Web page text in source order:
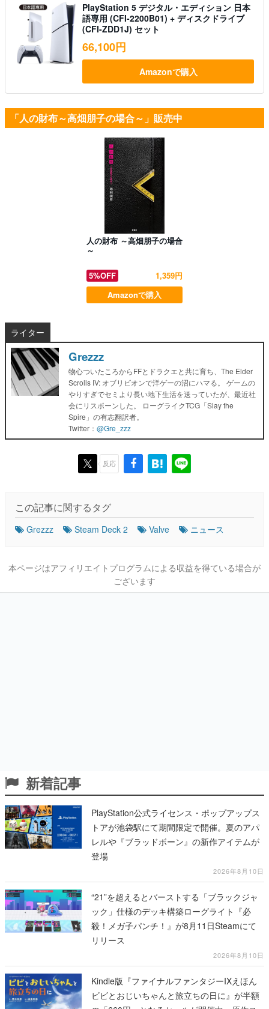
PlayStation 5 デジタル・エディション 日本
語専用 (CFI-2200B01) + ディスクドライブ
(CFI-ZDD1J) セット
66,100円
Amazonで購入
「人の財布～高畑朋子の場合～」販売中
人の財布 ～高畑朋子の場合
～
5%OFF
1,359円
Amazonで購入
ライター
Grezzz
物心ついたころからFFとドラクエと共に育ち、The Elder
Scrolls IV: オブリビオンで洋ゲーの沼にハマる。 ゲームの
やりすぎでセミより長い地下生活を送っていたが、最近社
会にリスポーンした。 ローグライクTCG「Slay the
Spire」の有志翻訳者。
Twitter： @Gre_zzz
反応
この記事に関するタグ
Grezzz Steam Deck 2 Valve ニュース
本ページはアフィリエイトプログラムによる収益を得ている場合が
ございます
新着記事
PlayStation公式ライセンス・ポップアップス
トアが池袋駅にて期間限定で開催。夏のアパ
レルや『ブラッドボーン』の新作アイテムが
登場
2026年8月10日
“21”を超えるとバーストする「ブラックジャ
ック」仕様のデッキ構築ローグライト『必
殺！メガ子パンチ！』が8月11日Steamにて
リリース
2026年8月10日
Kindle版『ファイナルファンタジーIXえほん
ビビとおじいちゃんと旅立ちの日に』が半額